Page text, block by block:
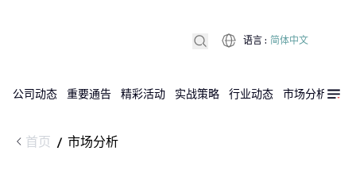
公司动态 重要通告 精彩活动 实战策略 行业动态 市场分析
语言 : 简体中文
首页 / 市场分析